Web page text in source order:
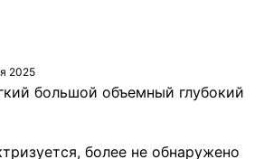
2025
большой объемный глубокий
более не обнаружено